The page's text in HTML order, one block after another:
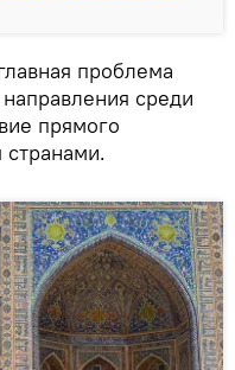
проблема
среди
прямого